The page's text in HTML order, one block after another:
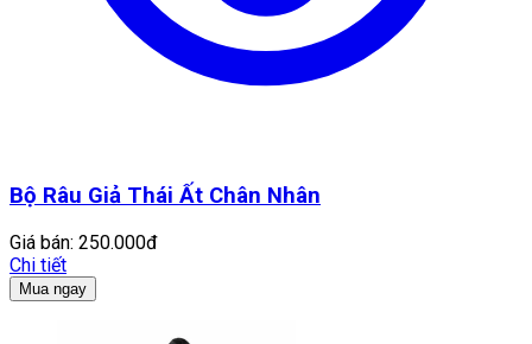
Bộ Râu Giả Thái Ất Chân Nhân
Giá bán: 250.000đ
Chi tiết
Mua ngay